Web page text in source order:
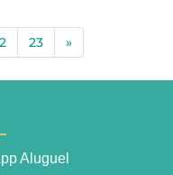
23 »
Aluguel